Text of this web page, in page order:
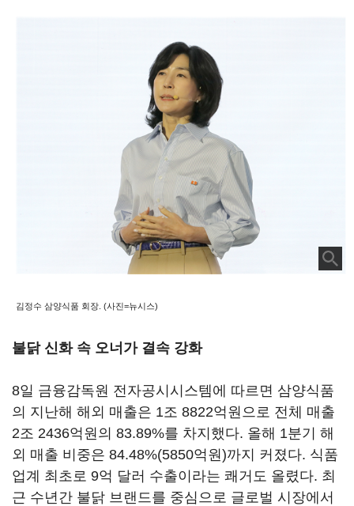
김정수 삼양식품 회장. (사진=뉴시스)
불닭 신화 속 오너가 결속 강화
8일 금융감독원 전자공시시스템에 따르면 삼양식품
의 지난해 해외 매출은 1조 8822억원으로 전체 매출
2조 2436억원의 83.89%를 차지했다. 올해 1분기 해
외 매출 비중은 84.48%(5850억원)까지 커졌다. 식품
업계 최초로 9억 달러 수출이라는 쾌거도 올렸다. 최
근 수년간 불닭 브랜드를 중심으로 글로벌 시장에서